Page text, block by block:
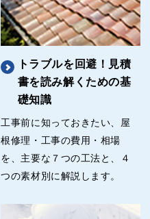
トラブルを回避！見積
書を読み解くための基
礎知識
工事前に知っておきたい、屋
根修理・工事の費用・相場
を、主要な７つの工法と、４
つの素材別に解説します。